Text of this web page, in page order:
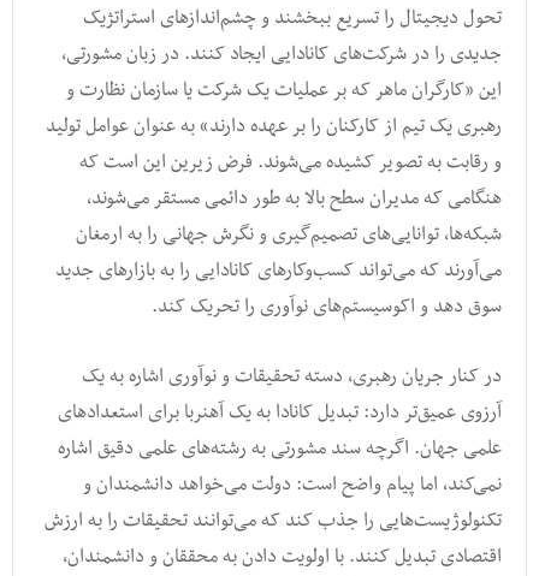
تحول دیجیتال را تسریع ببخشند و چشم‌اندازهای استراتژیک
جدیدی را در شرکت‌های کانادایی ایجاد کنند. در زبان مشورتی،
این «کارگران ماهر که بر عملیات یک شرکت یا سازمان نظارت و
رهبری یک تیم از کارکنان را بر عهده دارند» به عنوان عوامل تولید
و رقابت به تصویر کشیده می‌شوند. فرض زیرین این است که
هنگامی که مدیران سطح بالا به طور دائمی مستقر می‌شوند،
شبکه‌ها، توانایی‌های تصمیم‌گیری و نگرش جهانی را به ارمغان
می‌آورند که می‌تواند کسب‌وکارهای کانادایی را به بازارهای جدید
سوق دهد و اکوسیستم‌های نوآوری را تحریک کند.
در کنار جریان رهبری، دسته تحقیقات و نوآوری اشاره به یک
آرزوی عمیق‌تر دارد: تبدیل کانادا به یک آهنربا برای استعدادهای
علمی جهان. اگرچه سند مشورتی به رشته‌های علمی دقیق اشاره
نمی‌کند، اما پیام واضح است: دولت می‌خواهد دانشمندان و
تکنولوژیست‌هایی را جذب کند که می‌توانند تحقیقات را به ارزش
اقتصادی تبدیل کنند. با اولویت دادن به محققان و دانشمندان،